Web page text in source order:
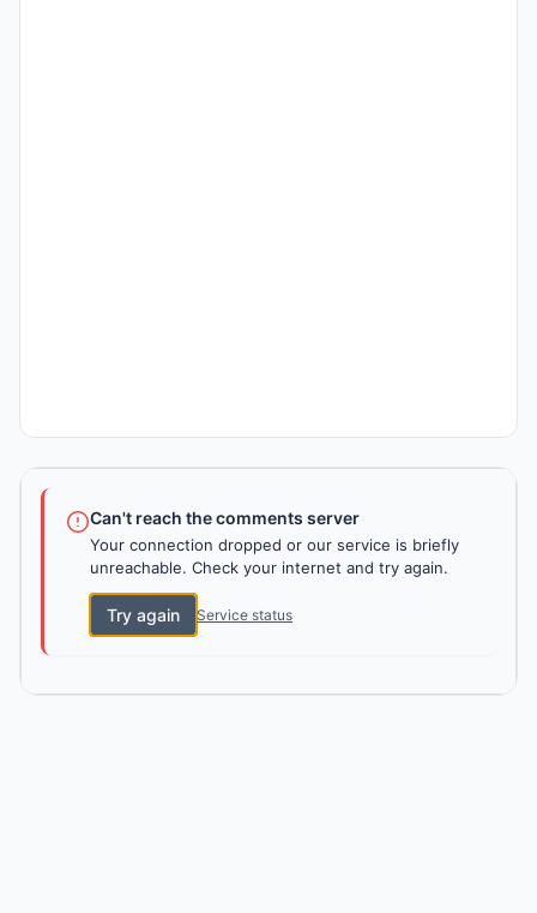
Can't reach the comments server
Your connection dropped or our service is briefly
unreachable. Check your internet and try again.
Try again Service status